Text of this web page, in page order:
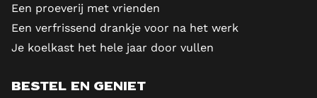
Een proeverij met vrienden
Een verfrissend drankje voor na het werk
Je koelkast het hele jaar door vullen
Bestel en geniet